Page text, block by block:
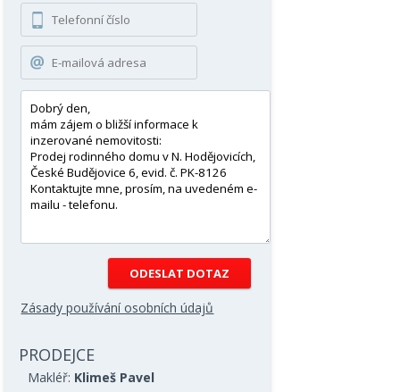
Zásady používání osobních údajů
PRODEJCE
Makléř: Klimeš Pavel